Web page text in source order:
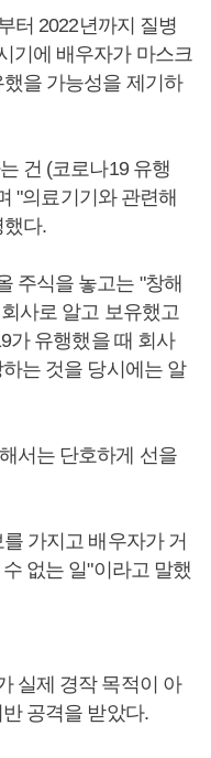
터 2022년까지 질병
기에 배우자가 마스크
을 가능성을 제기하
건 (코로나19 유행
"의료기기와 관련해
다.
주식을 놓고는 "창해
사로 알고 보유했고
가 유행했을 때 회사
는 것을 당시에는 알
서는 단호하게 선을
가지고 배우자가 거
없는 일"이라고 말했
실제 경작 목적이 아
공격을 받았다.